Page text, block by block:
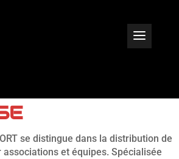
se distingue dans la distribution de
et équipes. Spécialisée